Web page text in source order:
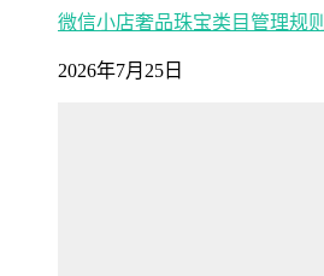
微信小店奢品珠宝类目管理规则
2026年7月25日